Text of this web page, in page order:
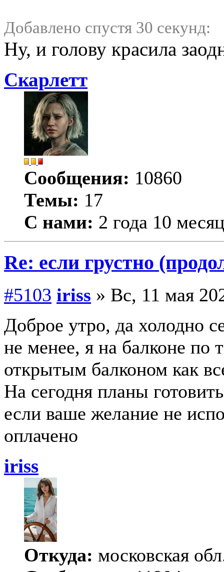
Добавлено спустя 30 секунд:
Ну, и голову красила
Скарлетт
Сообщения: 10860
Темы: 17
С нами: 2 года 10
Re: если грустно
#5103 iriss » Вс, 11 мая
Доброе утро, да холодно
не менее, я на балконе по
открытым балконом как
На сегодня планы
если ваше желание не
оплачено
iriss
Откуда: московская